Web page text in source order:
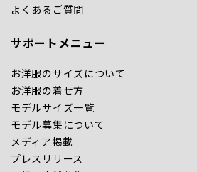
よくあるご質問
サポートメニュー
お洋服のサイズについて
お洋服の着せ方
モデルサイズ一覧
モデル募集について
メディア掲載
プレスリリース